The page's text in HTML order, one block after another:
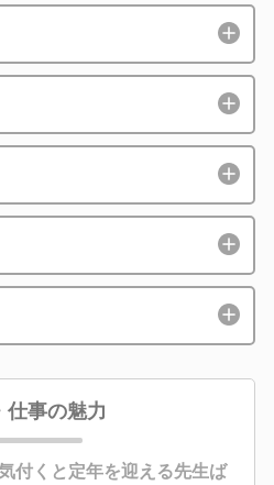
仕事の魅力
付くと定年を迎える先生ば